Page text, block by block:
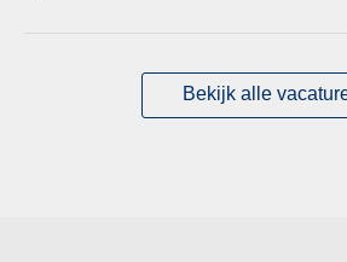
Bekijk alle